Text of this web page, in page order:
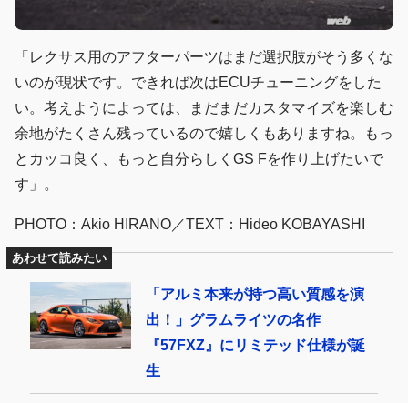
「レクサス用のアフターパーツはまだ選択肢がそう多くな
いのが現状です。できれば次はECUチューニングをした
い。考えようによっては、まだまだカスタマイズを楽しむ
余地がたくさん残っているので嬉しくもありますね。もっ
とカッコ良く、もっと自分らしくGS Fを作り上げたいで
す」。
PHOTO：Akio HIRANO／TEXT：Hideo KOBAYASHI
あわせて読みたい
「アルミ本来が持つ高い質感を演
出！」グラムライツの名作
『57FXZ』にリミテッド仕様が誕
生